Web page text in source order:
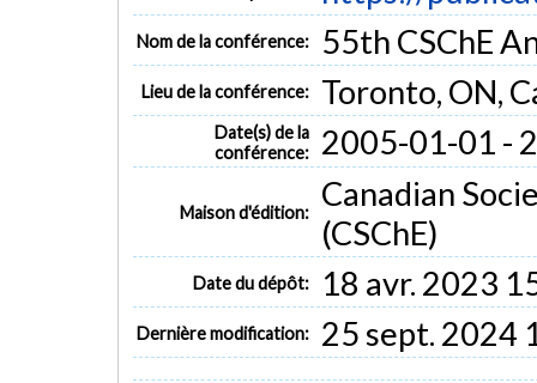
Nom de la conférence: 55th CSChE
Lieu de la conférence: Toronto, ON,
Date(s) de la
conférence:
2005-01-01 -
Maison d'édition:
Canadian
(CSChE)
Date du dépôt: 18 avr. 2023
Dernière modification: 25 sept. 2024